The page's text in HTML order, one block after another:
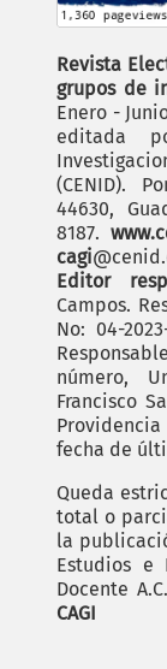
Revista
grupos de
Enero -
editada
(CENID).
44630,
8187.
cagi
Editor
Campos.
No: 04-
número,
Francisco
fecha de
Queda
total o
la
Estudios e
Docente
CAGI